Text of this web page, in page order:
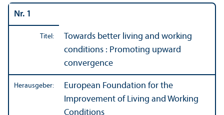
Nr. 1
Titel:
Towards better living and working
conditions : Promoting upward
convergence
Herausgeber:
European Foundation for the
Improvement of Living and Working
Conditions